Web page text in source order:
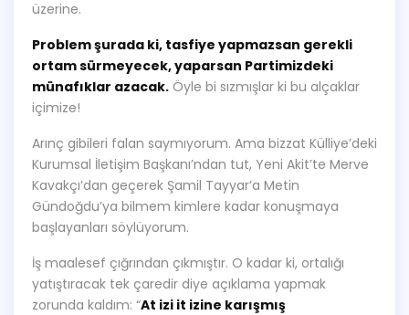
üzerine.
Problem şurada ki, tasfiye yapmazsan gerekli
ortam sürmeyecek, yaparsan Partimizdeki
münafıklar azacak. Öyle bi sızmışlar ki bu alçaklar
içimize!
Arınç gibileri falan saymıyorum. Ama bizzat Külliye’deki
Kurumsal İletişim Başkanı’ndan tut, Yeni Akit’te Merve
Kavakçı’dan geçerek Şamil Tayyar’a Metin
Gündoğdu’ya bilmem kimlere kadar konuşmaya
başlayanları söylüyorum.
İş maalesef çığrından çıkmıştır. O kadar ki, ortalığı
yatıştıracak tek çaredir diye açıklama yapmak
zorunda kaldım: “At izi it izine karışmış